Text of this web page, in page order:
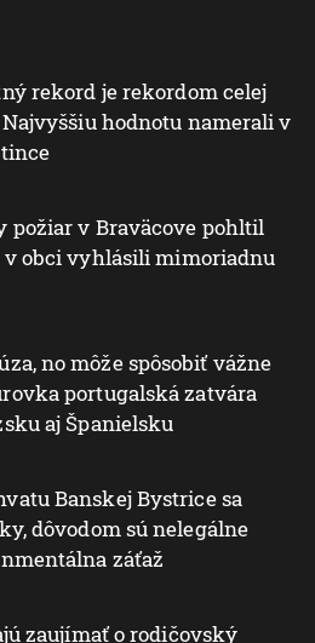
rekord je rekordom celej
hodnotu namerali v
požiar v Braväcove pohltil
obci vyhlásili mimoriadnu
no môže spôsobiť vážne
portugalská zatvára
aj Španielsku
Banskej Bystrice sa
dôvodom sú nelegálne
záťaž
zaujímať o rodičovský